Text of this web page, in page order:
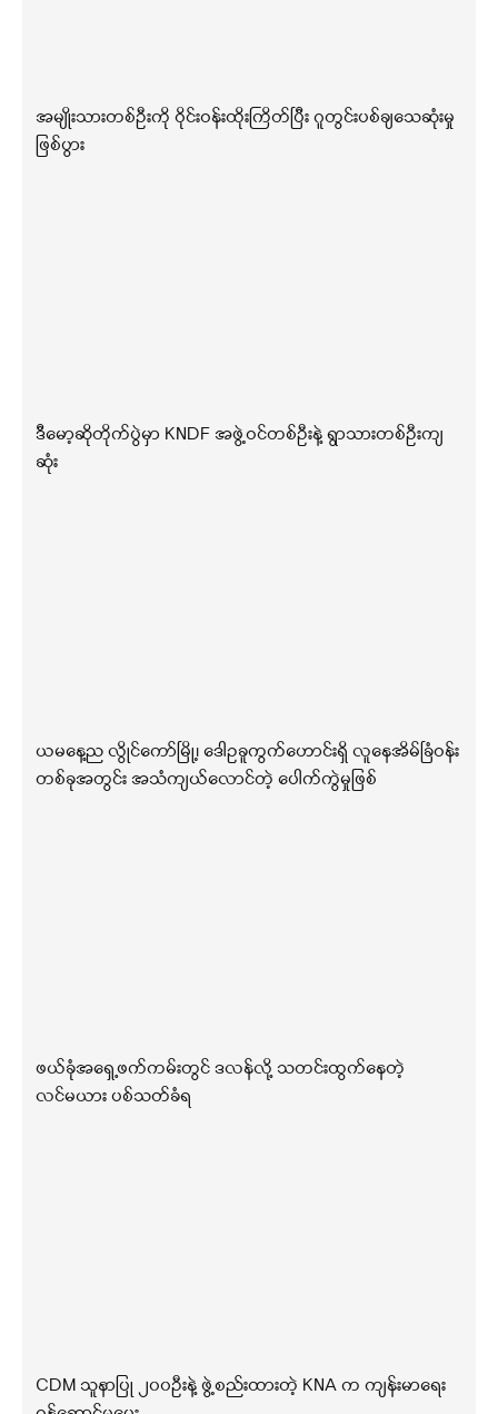
အမျိုးသားတစ်ဦးကို ဝိုင်းဝန်းထိုးကြိတ်ပြီး ဂူတွင်းပစ်ချသေဆုံးမှု
ဖြစ်ပွား
ဒီမော့ဆိုတိုက်ပွဲမှာ KNDF အဖွဲ့ဝင်တစ်ဦးနဲ့ ရွာသားတစ်ဦးကျ
ဆုံး
ယမနေ့ည လွိုင်ကော်မြို့၊ ဒေါဥခူကွက်ဟောင်းရှိ လူနေအိမ်ခြံဝန်း
တစ်ခုအတွင်း အသံကျယ်လောင်တဲ့ ပေါက်ကွဲမှုဖြစ်
ဖယ်ခုံအရှေ့ဖက်ကမ်းတွင် ဒလန်လို့ သတင်းထွက်နေတဲ့
လင်မယား ပစ်သတ်ခံရ
CDM သူနာပြု ၂၀၀ဦးနဲ့ ဖွဲ့စည်းထားတဲ့ KNA က ကျန်းမာရေး